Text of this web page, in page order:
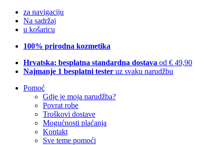
za navigaciju
Na sadržaj
u košaricu
100% prirodna kozmetika
Hrvatska: besplatna standardna dostava od € 49,90
Najmanje 1 besplatni tester uz svaku narudžbu
Pomoć
Gdje je moja narudžba?
Povrat robe
Troškovi dostave
Mogućnosti plaćanja
Kontakt
Sve teme pomoći